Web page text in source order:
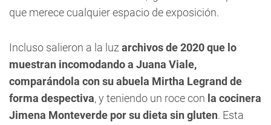
que merece cualquier espacio de exposición.
Incluso salieron a la luz archivos de 2020 que lo
muestran incomodando a Juana Viale,
comparándola con su abuela Mirtha Legrand de
forma despectiva, y teniendo un roce con la cocinera
Jimena Monteverde por su dieta sin gluten. Esta